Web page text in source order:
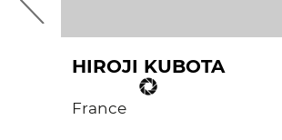
HIROJI KUBOTA
France